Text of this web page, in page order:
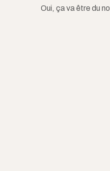
Oui, ça va être du